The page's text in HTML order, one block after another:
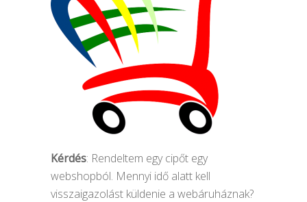
Kérdés: Rendeltem egy cipőt egy
webshopból. Mennyi idő alatt kell
visszaigazolást küldenie a webáruháznak?